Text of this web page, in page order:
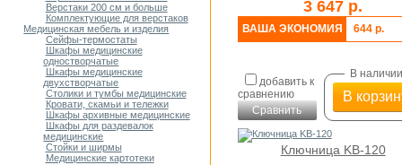
Верстаки 200 см и больше
Комплектующие для верстаков
Медицинская мебель и изделия
Сейфы-термостаты
Шкафы медицинские
одностворчатые
Шкафы медицинские
двухстворчатые
Столики и тумбы медицинские
Кровати, скамьи и тележки
Шкафы архивные медицинские
Шкафы для раздевалок
медицинские
Стойки и ширмы
Медицинские картотеки
3 647 р.
ВАША ЭКОНОМИЯ 644 р.
добавить к
сравнению
Сравнить
В наличии
В
Ключница KB-120